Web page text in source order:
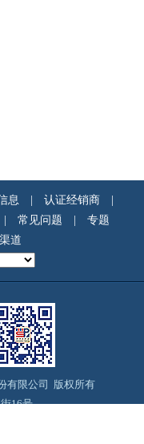
息 认证经销商
常见问题
专题
道
有限公司 版权所有
16号